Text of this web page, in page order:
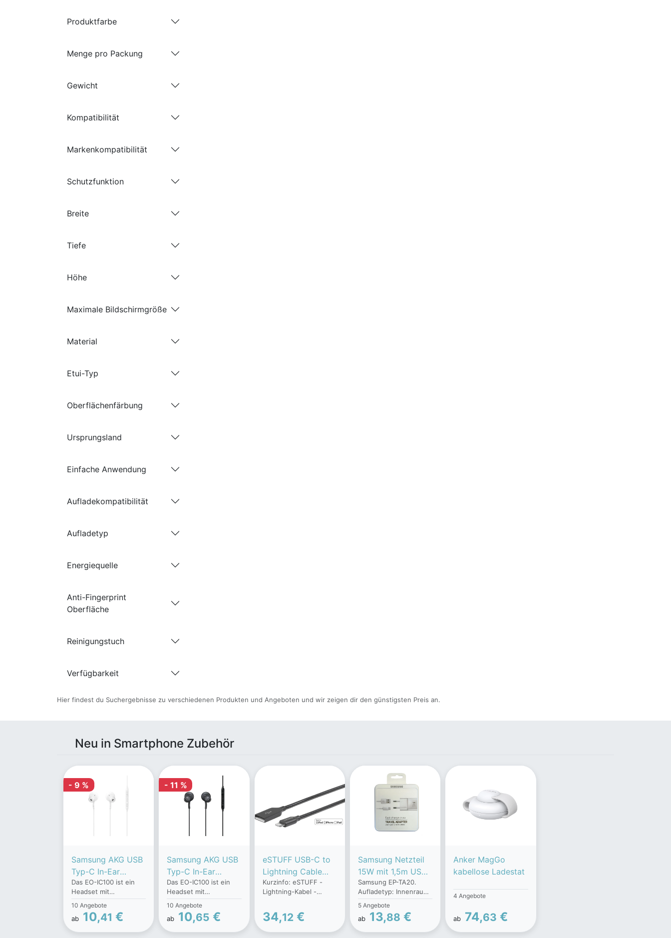
Produktfarbe
Menge pro Packung
Gewicht
Kompatibilität
Markenkompatibilität
Schutzfunktion
Breite
Tiefe
Höhe
Maximale Bildschirmgröße
Material
Etui-Typ
Oberflächenfärbung
Ursprungsland
Einfache Anwendung
Aufladekompatibilität
Aufladetyp
Energiequelle
Anti-Fingerprint
Oberfläche
Reinigungstuch
Verfügbarkeit
Hier findest du Suchergebnisse zu verschiedenen Produkten und Angeboten und wir zeigen dir den günstigsten Preis an.
Neu in Smartphone Zubehör
- 9 %
Samsung AKG USB
Typ-C In-Ear
Kopfhörer EO-
IC100 Bulkware
(White)
Das EO-IC100 ist ein
Headset mit
eindrucksvoller
Klangqualität,
angenehmer Passform
und stylischem Design.
10 Angebote
ab 10,41 €
- 11 %
Samsung AKG USB
Typ-C In-Ear
Kopfhörer EO-
IC100 (Black)
Das EO-IC100 ist ein
Headset mit
eindrucksvoller
Klangqualität,
angenehmer Passform
und stylischem Design.
10 Angebote
ab 10,65 €
eSTUFF USB-C to
Lightning Cable
MFI - 0,5m, Grau
Kurzinfo: eSTUFF -
Lightning-Kabel -
USB männlich - 50 cm -
Grau, Stahl Gruppe
Kabel Hersteller
34,12 €
Samsung Netzteil
15W mit 1,5m USB-
C Kabel
Samsung EP-TA20.
Aufladetyp: Innenraum,
Energiequelle: USB,
Aufladekompatibilität:
Universal.
Eingangsspannung: 100
5 Angebote
ab 13,88 €
Anker MagGo
kabellose Ladestat
4 Angebote
ab 74,63 €